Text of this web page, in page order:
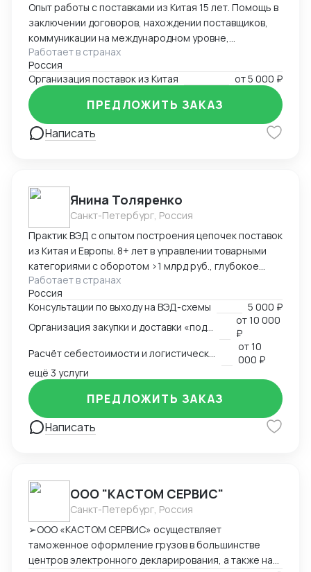
Опыт работы с поставками из Китая 15 лет. Помощь в
заключении договоров, нахождении поставщиков,
коммуникации на международном уровне,
понимание рынка, хорошие связи в Китае. Помощь в
организации Доставки. Склады в разных городах
Китая ( Гуанчжоу, суйфеньхе, фуюань) , проверенные
китайские посредники. ЗАВОЗ груза через Москву ,
Владивосток, Уссурийск.
Работает в странах
Россия
Организация поставок из Китая
от5 000 ₽
Написать
ПРЕДЛОЖИТЬ ЗАКАЗ
Янина Толяренко
Санкт-Петербург, Россия
Практик ВЭД с опытом построения цепочек поставок
из Китая и Европы. 8+ лет в управлении товарными
категориями с оборотом >1 млрд руб., глубокое
понимание коммерческой стороны закупок.
Ключевые компетенции: — Организация полного
цикла ВЭД «под ключ»: от поиска поставщика до
доставки на склад клиента — Работа с китайскими
поставщиками: переговоры, контроль качества,
оплата — Таможенное оформление, подбор
сертификации, подготовка документов —
Международная логистика: поиск брокеров, расчёт
маршрутов, мониторинг цен — Расчёт
себестоимости и контроль маржинальности сделок
— Опыт поставок в условиях санкционных
удалённая работа, полная автономность
Работает в странах
Россия
Консультации по выходу на ВЭД-схемы
5 000 ₽
от10 000
₽
от10
000 ₽
ещё 3 услуги
Написать
ПРЕДЛОЖИТЬ ЗАКАЗ
ООО "КАСТОМ СЕРВИС"
Санкт-Петербург, Россия
➢ООО «КАСТОМ СЕРВИС» осуществляет
таможенное оформление грузов в большинстве
центров электронного декларирования, а также на